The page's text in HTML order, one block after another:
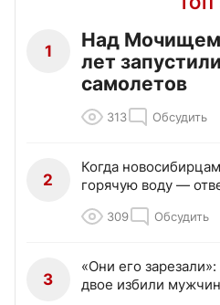
ТОП
1
Над Мочищем
лет
самолетов
313 Обсудить
2
Когда
горячую воду —
309 Обсудить
3
«Они его
двое избили